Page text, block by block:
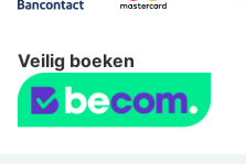
Veilig boeken